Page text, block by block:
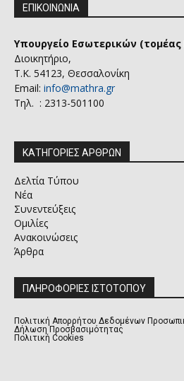
ΕΠΙΚΟΙΝΩΝΙΑ
Υπουργείο Εσωτερικών
Διοικητήριο,
Τ.Κ. 54123, Θεσσαλονίκη
Email: info@mathra.gr
Τηλ. : 2313-501100
ΚΑΤΗΓΟΡΙΕΣ ΑΡΘΡΩΝ
Δελτία Τύπου
Νέα
Συνεντεύξεις
Ομιλίες
Ανακοινώσεις
Άρθρα
ΠΛΗΡΟΦΟΡΙΕΣ ΙΣΤΟΤΟΠΟΥ
Πολιτική Απορρήτου Δεδομένων
Δήλωση Προσβασιμότητας
Πολιτική Cookies